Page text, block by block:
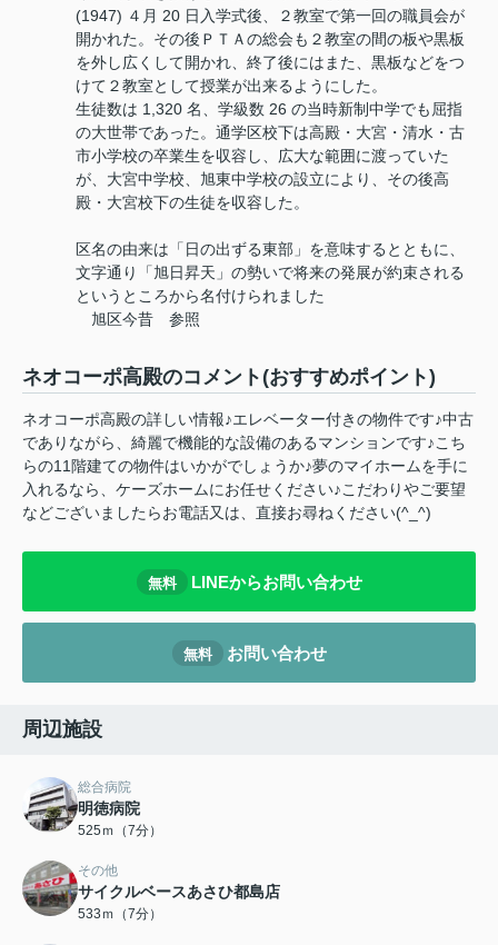
(1947) ４月 20 日入学式後、２教室で第一回の職員会が
開かれた。その後ＰＴＡの総会も２教室の間の板や黒板
を外し広くして開かれ、終了後にはまた、黒板などをつ
けて２教室として授業が出来るようにした。
生徒数は 1,320 名、学級数 26 の当時新制中学でも屈指
の大世帯であった。通学区校下は高殿・大宮・清水・古
市小学校の卒業生を収容し、広大な範囲に渡っていた
が、大宮中学校、旭東中学校の設立により、その後高
殿・大宮校下の生徒を収容した。
区名の由来は「日の出ずる東部」を意味するとともに、
文字通り「旭日昇天」の勢いで将来の発展が約束される
というところから名付けられました
旭区今昔 参照
ネオコーポ高殿のコメント(おすすめポイント)
ネオコーポ高殿の詳しい情報♪エレベーター付きの物件です♪中古
でありながら、綺麗で機能的な設備のあるマンションです♪こち
らの11階建ての物件はいかがでしょうか♪夢のマイホームを手に
入れるなら、ケーズホームにお任せください♪こだわりやご要望
などございましたらお電話又は、直接お尋ねください(^_^)
無料 LINEからお問い合わせ
無料 お問い合わせ
周辺施設
総合病院
明徳病院
525ｍ（7分）
その他
サイクルベースあさひ都島店
533ｍ（7分）